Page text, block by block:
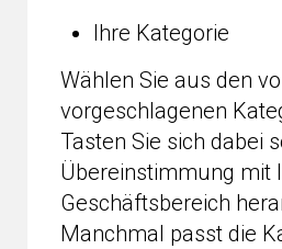
Ihre Kategorie
Wählen Sie aus den
vorgeschlagenen
Tasten Sie sich dabei
Übereinstimmung mit
Geschäftsbereich
Manchmal passt die